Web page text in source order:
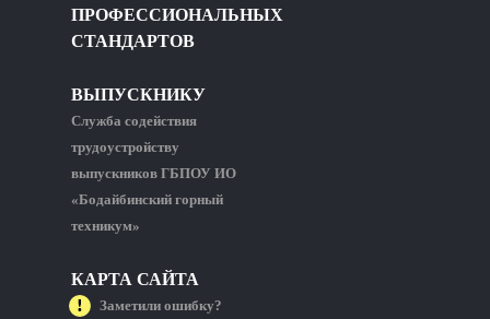
ПРОФЕССИОНАЛЬНЫХ
СТАНДАРТОВ
ВЫПУСКНИКУ
Служба содействия
трудоустройству
выпускников ГБПОУ ИО
«Бодайбинский горный
техникум»
КАРТА САЙТА
Заметили ошибку?